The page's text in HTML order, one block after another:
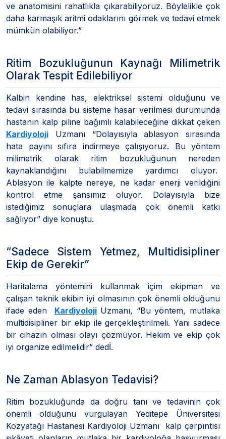
ve anatomisini rahatlıkla çıkarabiliyoruz. Böylelikle çok
daha karmaşık aritmi odaklarını görmek ve tedavi etmek
mümkün olabiliyor.”
Ritim Bozukluğunun Kaynağı Milimetrik
Olarak Tespit Edilebiliyor
Kalbin kendine has, elektriksel sistemi olduğunu ve
tedavi sırasında bu sisteme hasar verilmesi durumunda
hastanın kalp piline bağımlı kalabileceğine dikkat çeken
Kardiyoloji Uzmanı “Dolayısıyla ablasyon sırasında
hata payını sıfıra indirmeye çalışıyoruz. Bu yöntem
milimetrik olarak ritim bozukluğunun nereden
kaynaklandığını bulabilmemize yardımcı oluyor.
Ablasyon ile kalpte nereye, ne kadar enerji verildiğini
kontrol etme şansımız oluyor. Dolayısıyla bize
istediğimiz sonuçlara ulaşmada çok önemli katkı
sağlıyor” diye konuştu.
“Sadece Sistem Yetmez, Multidisipliner
Ekip de Gerekir”
Haritalama yöntemini kullanmak içim ekipman ve
çalışan teknik ekibin iyi olmasının çok önemli olduğunu
ifade eden KardiyolojiUzmanı, “Bu yöntem, mutlaka
multidisipliner bir ekip ile gerçekleştirilmeli. Yani sadece
bir cihazın olması olayı çözmüyor. Hekim ve ekip çok
iyi organize edilmelidir” dedİ.
Ne Zaman Ablasyon Tedavisi?
Ritim bozukluğunda da doğru tanı ve tedavinin çok
önemli olduğunu vurgulayan Yeditepe Üniversitesi
Kozyatağı Hastanesi Kardiyoloji Uzmanı kalp çarpıntısı